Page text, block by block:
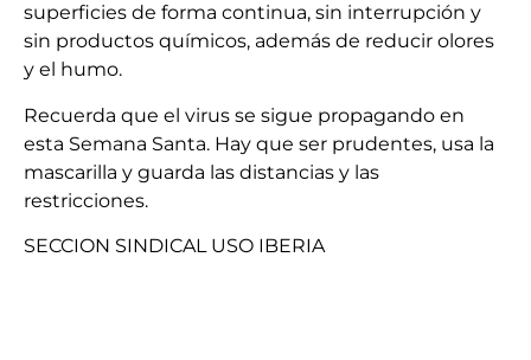
superficies de forma continua, sin interrupción y
sin productos químicos, además de reducir olores
y el humo.
Recuerda que el virus se sigue propagando en
esta Semana Santa. Hay que ser prudentes, usa la
mascarilla y guarda las distancias y las
restricciones.
SECCION SINDICAL USO IBERIA